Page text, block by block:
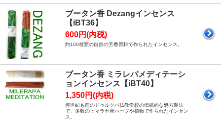
ブータン香 Dezangインセンス
【iBT36】
600円(内税)
約100種類の自然の芳香原料で作られたインセンス。
ブータン香 ミラレパメディテーシ
ョンインセンス【iBT40】
1,350円(内税)
何世紀も前のドゥルクパ仏教学校の伝統的な処方製法
で、多数のヒマラヤ産ハーブや植物で作られたインセン
ス。